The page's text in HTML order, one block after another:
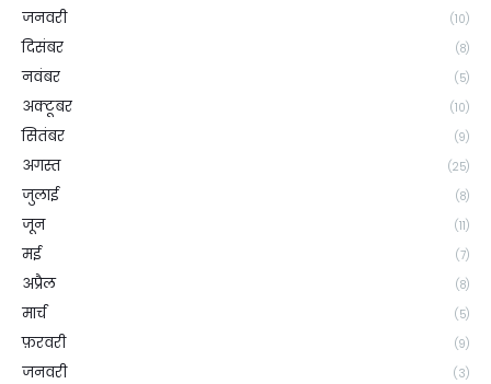
जनवरी (10)
दिसंबर (8)
नवंबर (5)
अक्टूबर (10)
सितंबर (9)
अगस्त (25)
जुलाई (8)
जून (11)
मई (7)
अप्रैल (8)
मार्च (5)
फ़रवरी (9)
जनवरी (3)